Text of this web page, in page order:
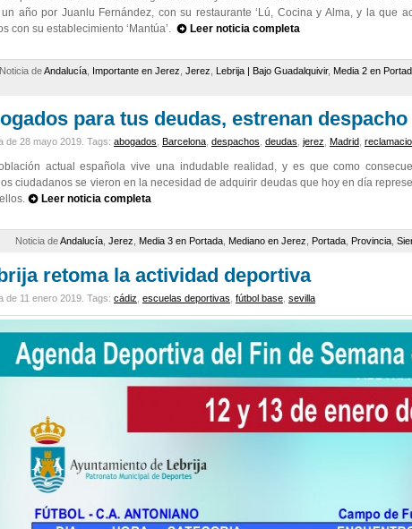
un año por Juanlu Fernández, con su restaurante ‘Lú, Cocina y Alma, y la que
con su establecimiento ‘Mantúa’.
Leer noticia completa
Noticia deAndalucía Importante en Jerez Jerez Lebrija | Bajo Guadalquivir, Media 2 en
para tus deudas, estrenan
de 28 mayo 2019. Tags: abogados Barcelona despachos deudas jerez Madrid
actual española vive una indudable realidad, y es que como
ciudadanos se vieron en la necesidad de adquirir deudas que hoy en día
Leer noticia completa
Noticia deAndalucía Jerez Media 3 en Portada Mediano en Jerez Portada Provincia
retoma la actividad deportiva
de 11 enero 2019. Tags: cádiz escuelas deportivas fútbol base sevilla